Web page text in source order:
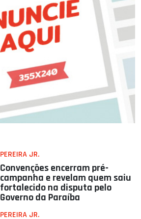
PEREIRA JR.
Convenções encerram pré-
campanha e revelam quem saiu
fortalecido na disputa pelo
Governo da Paraíba
PEREIRA JR.